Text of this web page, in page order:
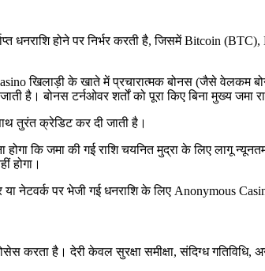
धनराशि होने पर निर्भर करती है, जिसमें Bitcoin
खिलाड़ी के खाते में प्रचारात्मक बोनस (जैसे वेलकम
है। बोनस टर्नओवर शर्तों को पूरा किए बिना मुख्य
तुरंत क्रेडिट कर दी जाती है।
कि जमा की गई राशि चयनित मुद्रा के लिए लागू
होगा।
नेटवर्क पर भेजी गई धनराशि के लिए Anonymous Casino
करता है। देरी केवल सुरक्षा समीक्षा, संदिग्ध